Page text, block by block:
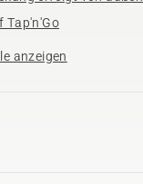
Tap'n'Go
anzeigen